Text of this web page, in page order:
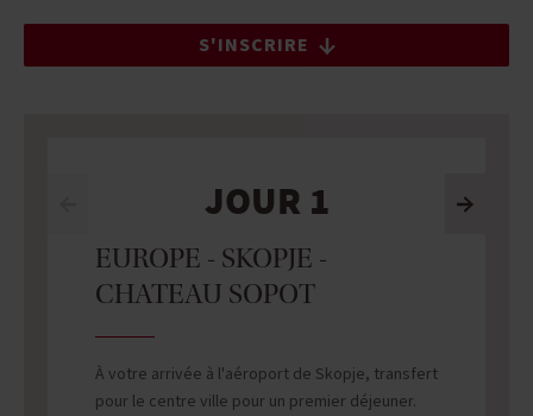
S'INSCRIRE
JOUR 1
EUROPE - SKOPJE -
CHATEAU SOPOT
À votre arrivée à l'aéroport de Skopje, transfert
pour le centre ville pour un premier déjeuner.